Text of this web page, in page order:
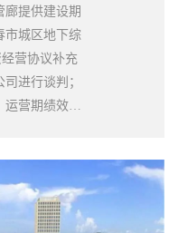
廊提供建设期
市城区地下综
营协议补充
进行谈判；
营期绩效考
了客户的高